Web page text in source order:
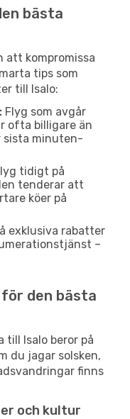
bästa
kompromissa
tips som
till Isalo:
Flyg som avgår
ofta billigare än
sista minuten-
tidigt på
tenderar att
köer på
exklusiva rabatter
–
den bästa
Isalo beror på
du jagar solsken,
finns
och kultur